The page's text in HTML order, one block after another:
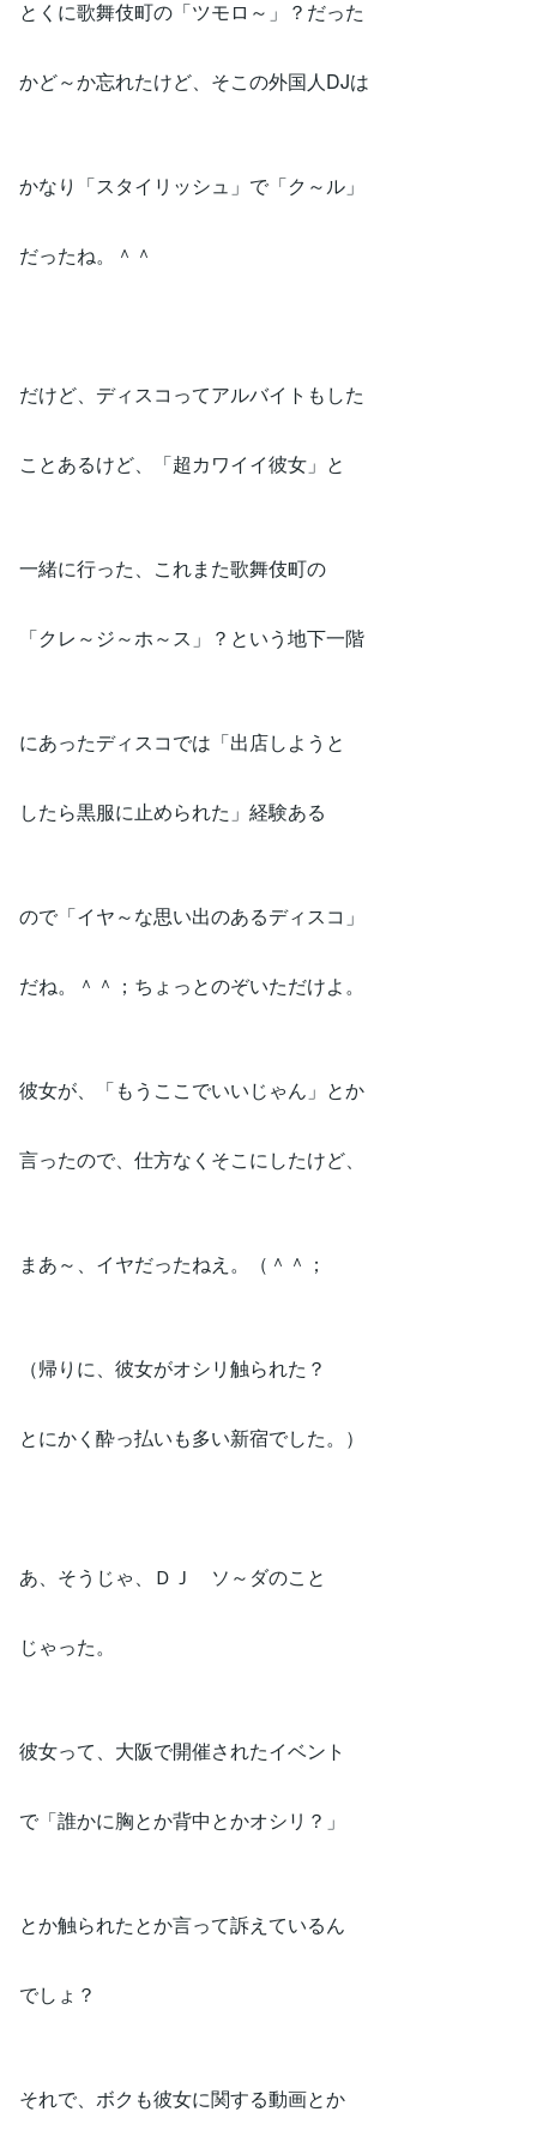
とくに歌舞伎町の「ツモロ～」？だった
かど～か忘れたけど、そこの外国人DJは
かなり「スタイリッシュ」で「ク～ル」
だったね。＾＾
だけど、ディスコってアルバイトもした
ことあるけど、「超カワイイ彼女」と
一緒に行った、これまた歌舞伎町の
「クレ～ジ～ホ～ス」？という地下一階
にあったディスコでは「出店しようと
したら黒服に止められた」経験ある
ので「イヤ～な思い出のあるディスコ」
だね。＾＾；ちょっとのぞいただけよ。
彼女が、「もうここでいいじゃん」とか
言ったので、仕方なくそこにしたけど、
まあ～、イヤだったねえ。（＾＾；
（帰りに、彼女がオシリ触られた？
とにかく酔っ払いも多い新宿でした。）
あ、そうじゃ、ＤＪ ソ～ダのこと
じゃった。
彼女って、大阪で開催されたイベント
で「誰かに胸とか背中とかオシリ？」
とか触られたとか言って訴えているん
でしょ？
それで、ボクも彼女に関する動画とか